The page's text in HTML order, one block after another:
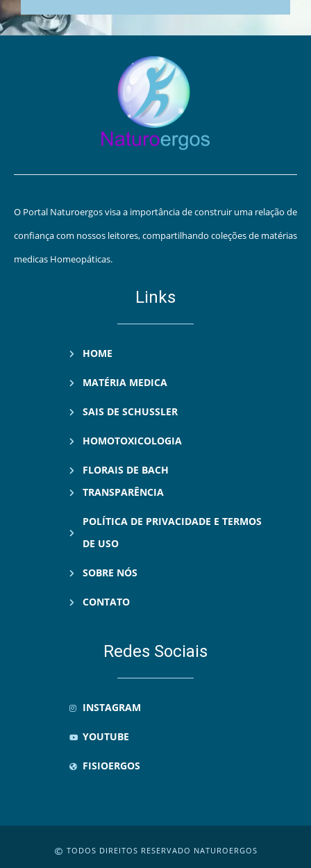
O Portal Naturoergos visa a importância de construir uma relação de
confiança com nossos leitores, compartilhando coleções de matérias
medicas Homeopáticas.
Links
HOME
MATÉRIA MEDICA
SAIS DE SCHUSSLER
HOMOTOXICOLOGIA
FLORAIS DE BACH
TRANSPARÊNCIA
POLÍTICA DE PRIVACIDADE E TERMOS
DE USO
SOBRE NÓS
CONTATO
Redes Sociais
INSTAGRAM
YOUTUBE
FISIOERGOS
TODOS DIREITOS RESERVADO NATUROERGOS